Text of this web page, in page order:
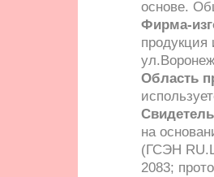
основе.
Фирма-
продукция
Область
на
(ГСЭН
2083;